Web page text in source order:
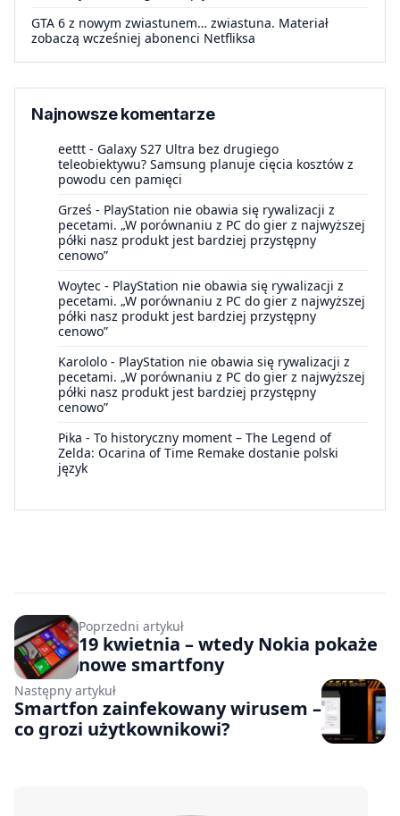
GTA 6 z nowym zwiastunem… zwiastuna. Materiał
zobaczą wcześniej abonenci Netfliksa
Najnowsze komentarze
eettt - Galaxy S27 Ultra bez drugiego
teleobiektywu? Samsung planuje cięcia kosztów z
powodu cen pamięci
Grześ - PlayStation nie obawia się rywalizacji z
pecetami. „W porównaniu z PC do gier z najwyższej
półki nasz produkt jest bardziej przystępny
cenowo”
Woytec - PlayStation nie obawia się rywalizacji z
pecetami. „W porównaniu z PC do gier z najwyższej
półki nasz produkt jest bardziej przystępny
cenowo”
Karololo - PlayStation nie obawia się rywalizacji z
pecetami. „W porównaniu z PC do gier z najwyższej
półki nasz produkt jest bardziej przystępny
cenowo”
Pika - To historyczny moment – The Legend of
Zelda: Ocarina of Time Remake dostanie polski
język
Poprzedni artykuł
19 kwietnia – wtedy Nokia pokaże
nowe smartfony
Następny artykuł
Smartfon zainfekowany wirusem –
co grozi użytkownikowi?